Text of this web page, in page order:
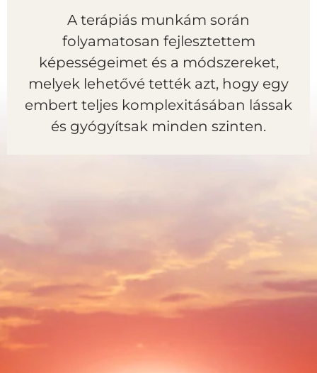
A terápiás munkám során
folyamatosan fejlesztettem
képességeimet és a módszereket,
melyek lehetővé tették azt, hogy egy
embert teljes komplexitásában lássak
és gyógyítsak minden szinten.